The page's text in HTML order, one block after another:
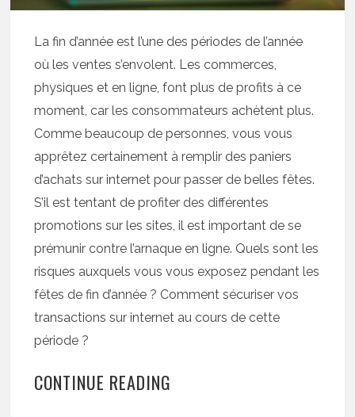
La fin d’année est l’une des périodes de l’année
où les ventes s’envolent. Les commerces,
physiques et en ligne, font plus de profits à ce
moment, car les consommateurs achètent plus.
Comme beaucoup de personnes, vous vous
apprêtez certainement à remplir des paniers
d’achats sur internet pour passer de belles fêtes.
S’il est tentant de profiter des différentes
promotions sur les sites, il est important de se
prémunir contre l’arnaque en ligne. Quels sont les
risques auxquels vous vous exposez pendant les
fêtes de fin d’année ? Comment sécuriser vos
transactions sur internet au cours de cette
période ?
CONTINUE READING